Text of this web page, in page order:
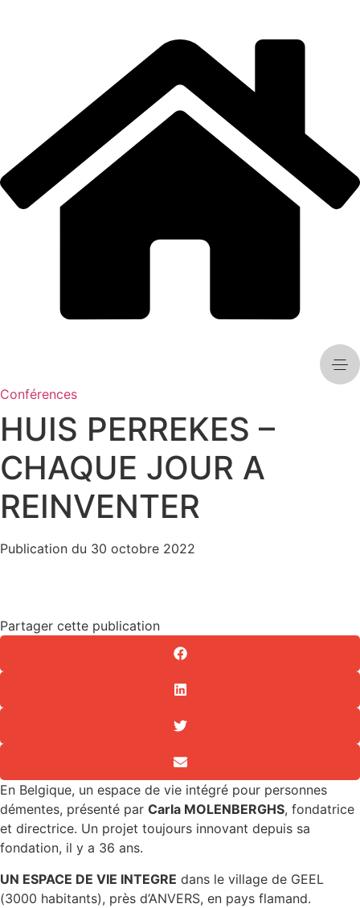
Conférences
HUIS PERREKES –
CHAQUE JOUR A
REINVENTER
Publication du 30 octobre 2022
Partager cette publication
En Belgique, un espace de vie intégré pour personnes
démentes, présenté par Carla MOLENBERGHS, fondatrice
et directrice. Un projet toujours innovant depuis sa
fondation, il y a 36 ans.
UN ESPACE DE VIE INTEGRE dans le village de GEEL
(3000 habitants), près d’ANVERS, en pays flamand.